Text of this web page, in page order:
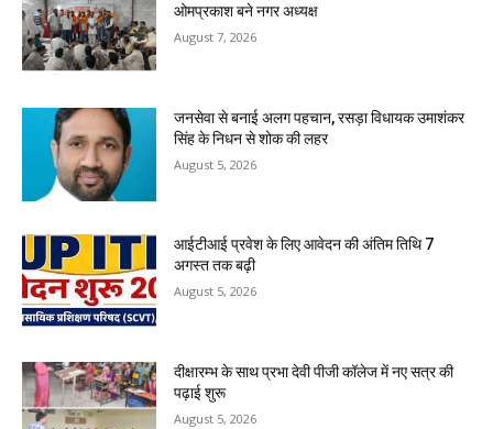
ओमप्रकाश बने नगर अध्यक्ष
August 7, 2026
जनसेवा से बनाई अलग पहचान, रसड़ा विधायक उमाशंकर
सिंह के निधन से शोक की लहर
August 5, 2026
आईटीआई प्रवेश के लिए आवेदन की अंतिम तिथि 7
अगस्त तक बढ़ी
August 5, 2026
दीक्षारम्भ के साथ प्रभा देवी पीजी कॉलेज में नए सत्र की
पढ़ाई शुरू
August 5, 2026